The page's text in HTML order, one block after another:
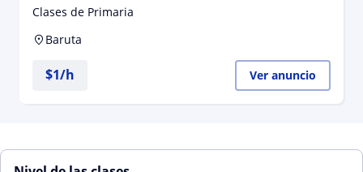
Clases de Primaria
Baruta
$1/h Ver anuncio